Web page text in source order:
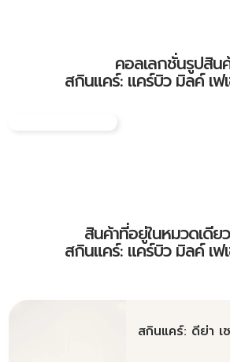
คอลเลกชั่นรูปสิน
สกินแคร์: แคร์บิว มิลค์ เฟ
สินค้าที่อยู่ในหมวดเดี
สกินแคร์: แคร์บิว มิลค์ เฟ
สกินแคร์: ดีย่า เ